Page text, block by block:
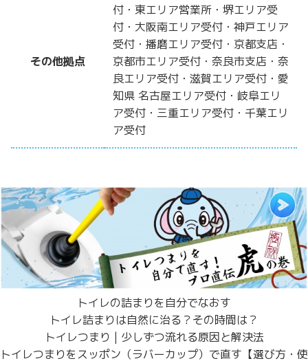
その他拠点
付・東エリア営業所・堺エリア受
付・大阪南エリア受付・神戸エリア
受付・播磨エリア受付・京都支店・
京都市エリア受付・奈良市支店・奈
良エリア受付・滋賀エリア受付・愛
知県 名古屋エリア受付・岐阜エリ
ア受付・三重エリア受付・千葉エリ
ア受付
トイレの詰まりを自分でなおす
トイレ詰まりは自然に治る？その時間は？
トイレつまり | 少しずつ流れる原因と解決法
トイレつまりをスッポン（ラバーカップ）で直す【選び方・使